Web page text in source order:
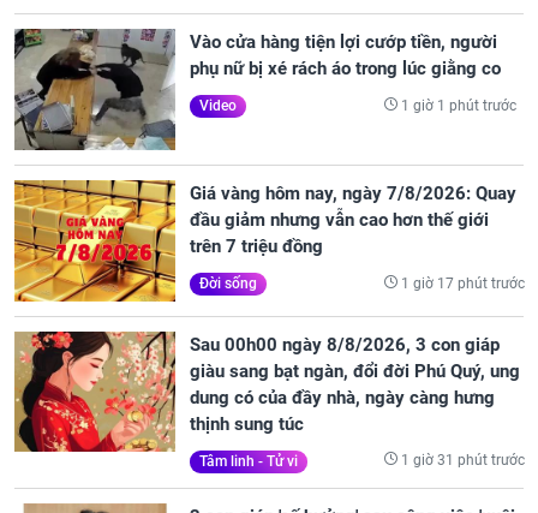
Vào cửa hàng tiện lợi cướp tiền, người
phụ nữ bị xé rách áo trong lúc giằng co
Video 1 giờ 1 phút trước
Giá vàng hôm nay, ngày 7/8/2026: Quay
đầu giảm nhưng vẫn cao hơn thế giới
trên 7 triệu đồng
Đời sống 1 giờ 17 phút trước
Sau 00h00 ngày 8/8/2026, 3 con giáp
giàu sang bạt ngàn, đổi đời Phú Quý, ung
dung có của đầy nhà, ngày càng hưng
thịnh sung túc
Tâm linh - Tử vi 1 giờ 31 phút trước